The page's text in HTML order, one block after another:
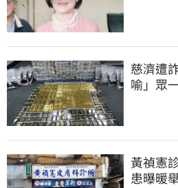
慈濟遭
喻」眾
黃禎憲
患曝暖